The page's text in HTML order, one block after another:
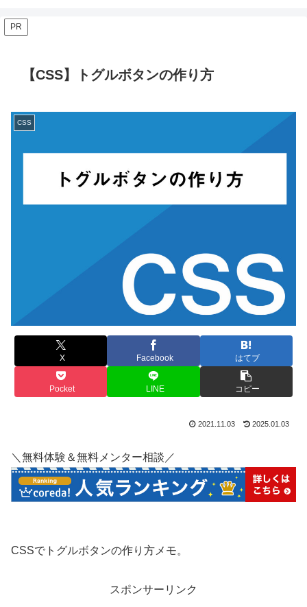
PR
【CSS】トグルボタンの作り方
CSS
X Facebook はてブ
Pocket LINE コピー
2021.11.03 2025.01.03
＼無料体験＆無料メンター相談／
CSSでトグルボタンの作り方メモ。
スポンサーリンク